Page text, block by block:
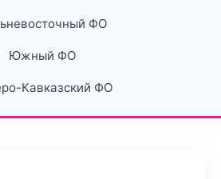
ФО
Южный ФО
Кавказский ФО